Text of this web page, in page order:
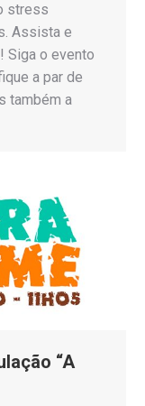
stress
Assista e
Siga o evento
a par de
também a
“A